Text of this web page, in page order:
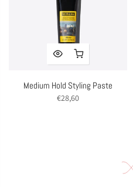
Medium Hold Styling Paste
€28,60